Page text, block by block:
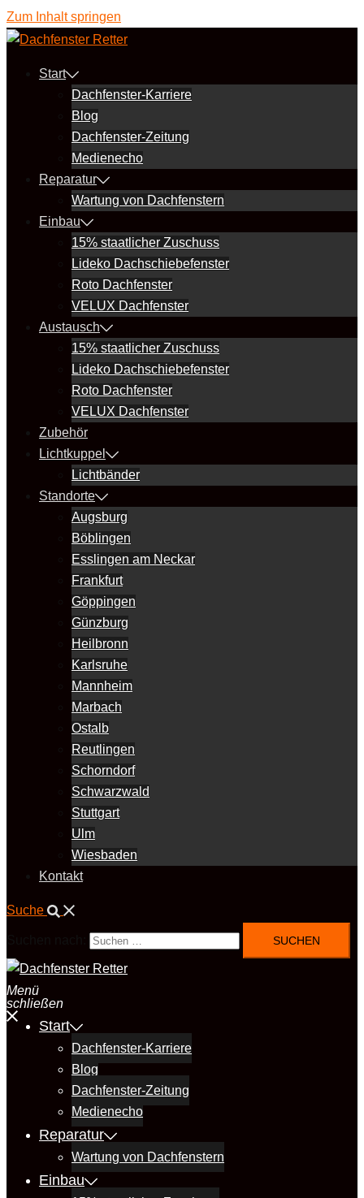
Zum Inhalt springen
Start
Dachfenster-Karriere
Blog
Dachfenster-Zeitung
Medienecho
Reparatur
Wartung von Dachfenstern
Einbau
15% staatlicher Zuschuss
Lideko Dachschiebefenster
Roto Dachfenster
VELUX Dachfenster
Austausch
15% staatlicher Zuschuss
Lideko Dachschiebefenster
Roto Dachfenster
VELUX Dachfenster
Zubehör
Lichtkuppel
Lichtbänder
Standorte
Augsburg
Böblingen
Esslingen am Neckar
Frankfurt
Göppingen
Günzburg
Heilbronn
Karlsruhe
Mannheim
Marbach
Ostalb
Reutlingen
Schorndorf
Schwarzwald
Stuttgart
Ulm
Wiesbaden
Kontakt
Suche
Menü
schließen
Start
Dachfenster-Karriere
Blog
Dachfenster-Zeitung
Medienecho
Reparatur
Wartung von Dachfenstern
Einbau